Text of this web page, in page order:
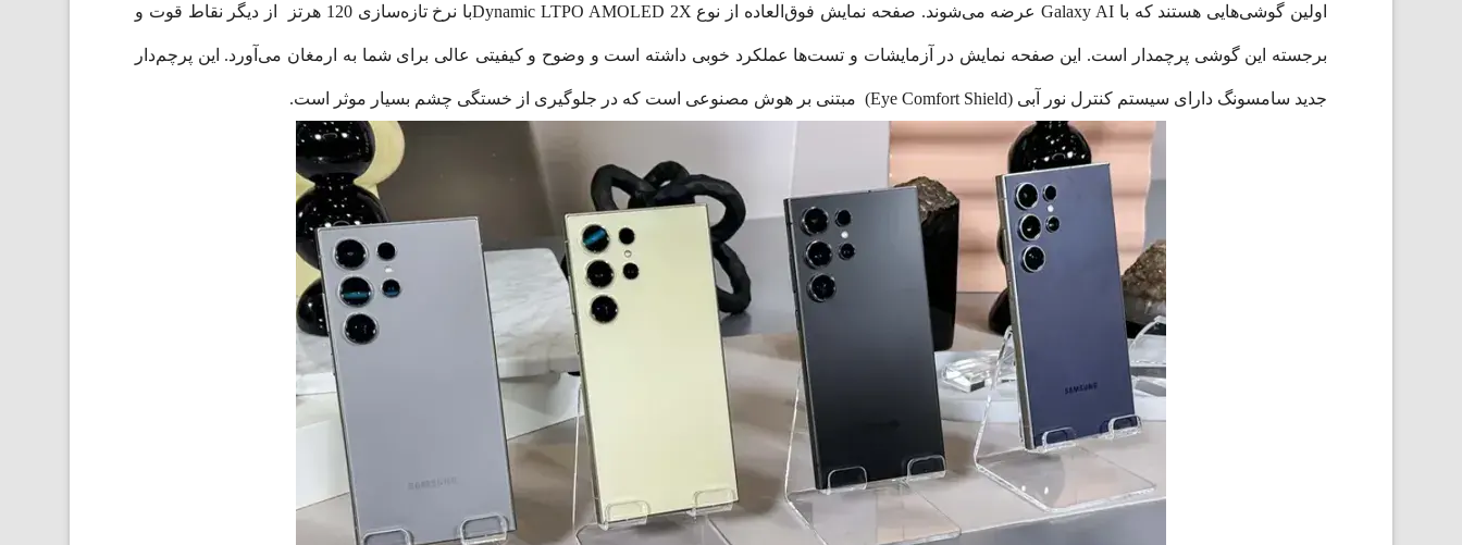
اولین گوشی‌هایی هستند که با Galaxy AI عرضه می‌شوند. صفحه نمایش فوق‌العاده‌ از نوع Dynamic LTPO AMOLED 2Xبا نرخ تازه‌سازی 120 هرتز از دیگر نقاط قوت و
برجسته این گوشی پرچمدار است. این صفحه نمایش در آزمایشات و تست‌ها عملکرد خوبی داشته است و وضوح و کیفیتی عالی برای شما به ارمغان می‌آورد. این پرچم‌دار
جدید سامسونگ دارای سیستم کنترل نور آبی (Eye Comfort Shield) مبتنی بر هوش مصنوعی است که در جلوگیری از خستگی چشم بسیار موثر است.